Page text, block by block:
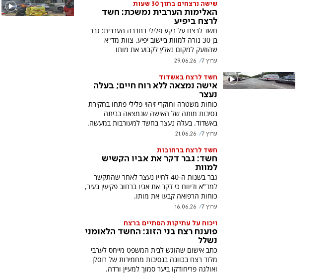
שישה נרצחים בתוך 30 שעות
האלימות הערבית נמשכת: חשד
לרצח ביפיע
חשד לרצח על רקע פלילי בחברה הערבית: גבר
בן 30 נורה למוות ביישוב יפיע. צוות מד"א
שהוזעק למקום נאלץ לקבוע את מותו
ערוץ 7 29.06.26
חשד לרצח באשדוד
אישה נמצאה ללא רוח חיים; בעלה
נעצר
כוחות משטרה וחוקרי זיהוי פלילי פתחו בחקירת
נסיבות מותה של האישה שנמצאה בביתה
באשדוד. בעלה נעצר בחשד למעורבות במעשה.
ערוץ 7 21.06.26
חשד לרצח ברחובות
חשד: גבר דקר את אביו הקשיש
למוות
גבר בשנות ה-40 לחייו נעצר לאחר שהתקשר
למד"א ודיווח כי דקר את אביו ברחוב פקיעין בעיר,
כוחות הרפואה קבעו את מותו.
ערוץ 7 16.06.26
ויכוח על עתיקות הסתיים ברצח
פוענח רצח בני הזוג: החשד הלאומני
נשלל
כתב אישום שהוגש לבית המשפט מייחס לערבי
מלוד רצח בכוונה בנסיבות מחמירות של רוסלן
ואולגה פריחודקו ביער סמוך למעיין ורדה.